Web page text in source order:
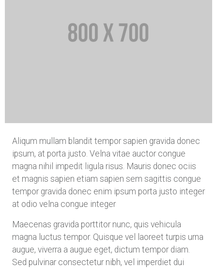
Aliqum mullam blandit tempor sapien gravida donec
ipsum, at porta justo. Velna vitae auctor congue
magna nihil impedit ligula risus. Mauris donec ociis
et magnis sapien etiam sapien sem sagittis congue
tempor gravida donec enim ipsum porta justo integer
at odio velna congue integer
Maecenas gravida porttitor nunc, quis vehicula
magna luctus tempor. Quisque vel laoreet turpis urna
augue, viverra a augue eget, dictum tempor diam.
Sed pulvinar consectetur nibh, vel imperdiet dui